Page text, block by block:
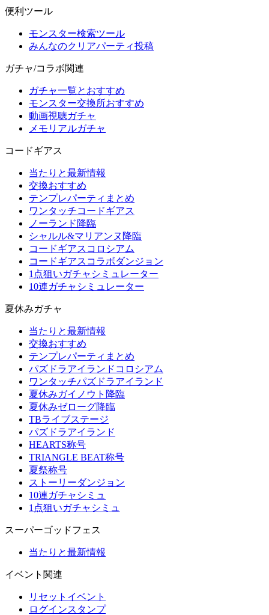
便利ツール
モンスター検索ツール
みんなのクリアパーティ投稿
ガチャ/コラボ関連
ガチャ一覧とおすすめ
モンスター交換所おすすめ
動画視聴ガチャ
メモリアルガチャ
コードギアス
当たりと最新情報
交換おすすめ
テンプレパーティまとめ
ワンタッチコードギアス
ノーランド降臨
シャルル&マリアンヌ降臨
コードギアスコロシアム
コードギアスコラボダンジョン
1点狙いガチャシミュレーター
10連ガチャシミュレーター
夏休みガチャ
当たりと最新情報
交換おすすめ
テンプレパーティまとめ
パズドラアイランドコロシアム
ワンタッチパズドラアイランド
夏休みガイノウト降臨
夏休みゼローグ降臨
TBライブステージ
パズドラアイランド
HEARTS称号
TRIANGLE BEAT称号
夏祭称号
ストーリーダンジョン
10連ガチャシミュ
1点狙いガチャシミュ
スーパーゴッドフェス
当たりと最新情報
イベント関連
リセットイベント
ログインスタンプ